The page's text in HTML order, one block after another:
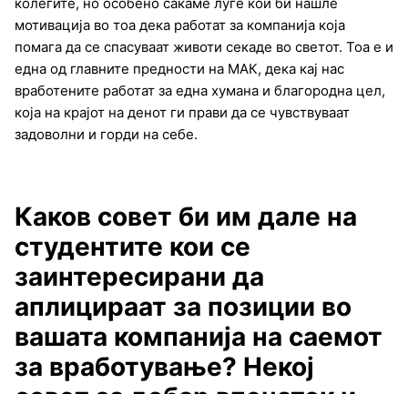
мотивација во тоа дека работат за компанија која
помага да се спасуваат животи секаде во светот. Тоа е и
една од главните предности на МАК, дека кај нас
вработените работат за една хумана и благородна цел,
која на крајот на денот ги прави да се чувствуваат
задоволни и горди на себе.
Каков совет би им дале на
студентите кои се
заинтересирани да
аплицираат за позиции во
вашата компанија на саемот
за вработување? Некој